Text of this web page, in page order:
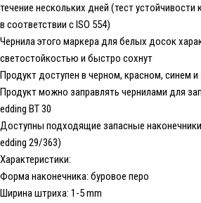
течение нескольких дней (тест
в соответствии с ISO 554)
Чернила этого маркера для белых досок
светостойкостью и быстро сохнут
Продукт доступен в черном, красном, синем
Продукт можно заправлять чернилами для
edding BT 30
Доступны подходящие запасные
edding 29/363)
Характеристики:
Форма наконечника: буровое перо
Ширина штриха: 1-5 mm